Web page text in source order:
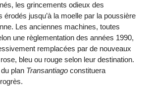
les grincements odieux des
érodés jusqu’à la moelle par la poussière
Les anciennes machines, toutes
une règlementation des années 1990,
remplacées par de nouveaux
bleu ou rouge selon leur destination.
plan Transantiago constituera